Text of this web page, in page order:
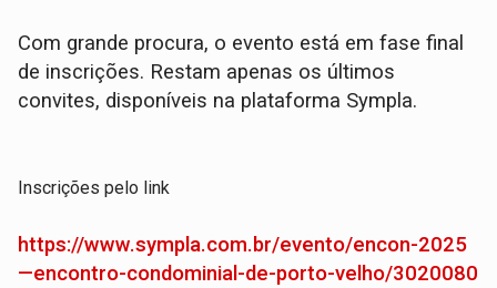
Com grande procura, o evento está em fase final
de inscrições. Restam apenas os últimos
convites, disponíveis na plataforma Sympla.
Inscrições pelo link
https://www.sympla.com.br/evento/encon-2025
—encontro-condominial-de-porto-velho/3020080